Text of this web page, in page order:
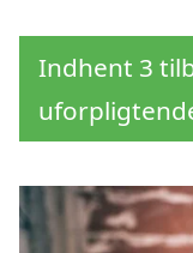
Indhent 3